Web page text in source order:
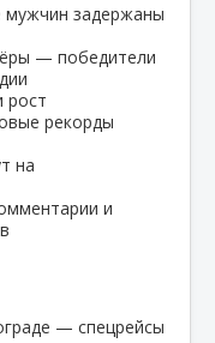
мужчин задержаны
— победители
рост
рекорды
на
и
— спецрейсы